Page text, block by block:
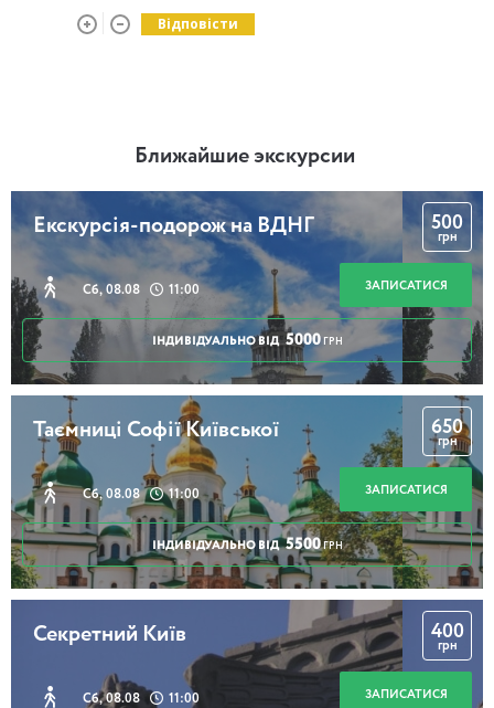
Відповісти
Ближайшие экскурсии
Екскурсія-подорож на ВДНГ
Сб, 08.08 11:00
500
грн
ЗАПИСАТИСЯ
ІНДИВІДУАЛЬНО ВІД 5000 ГРН
Таємниці Софії Київської
Сб, 08.08 11:00
650
грн
ЗАПИСАТИСЯ
ІНДИВІДУАЛЬНО ВІД 5500 ГРН
Секретний Київ
Сб, 08.08 11:00
400
грн
ЗАПИСАТИСЯ